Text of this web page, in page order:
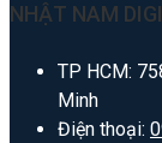
NHẬT NAM
TP HCM:
Minh
Điện thoại: